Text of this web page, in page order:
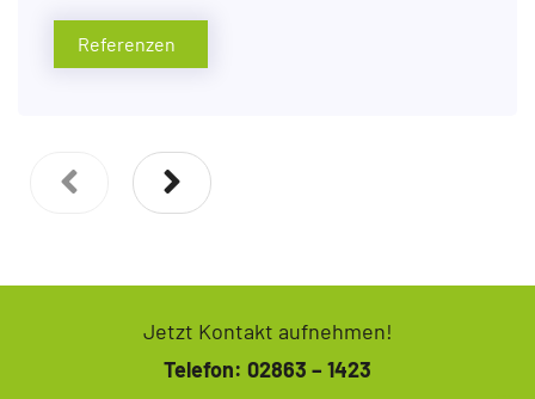
Referenzen
Jetzt Kontakt aufnehmen!
Telefon: 02863 – 1423